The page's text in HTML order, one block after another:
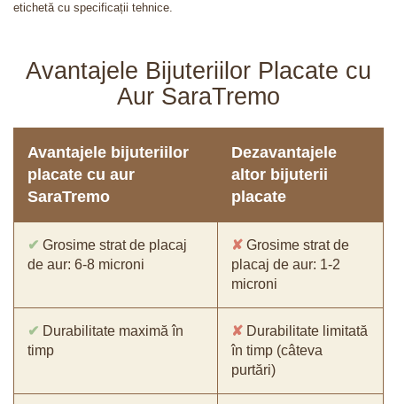
etichetă cu specificații tehnice.
Avantajele Bijuteriilor Placate cu
Aur SaraTremo
Avantajele bijuteriilor
placate cu aur
SaraTremo
Dezavantajele
altor bijuterii
placate
✔ Grosime strat de placaj
de aur: 6-8 microni
✘ Grosime strat de
placaj de aur: 1-2
microni
✔ Durabilitate maximă în
timp
✘ Durabilitate limitată
în timp (câteva
purtări)